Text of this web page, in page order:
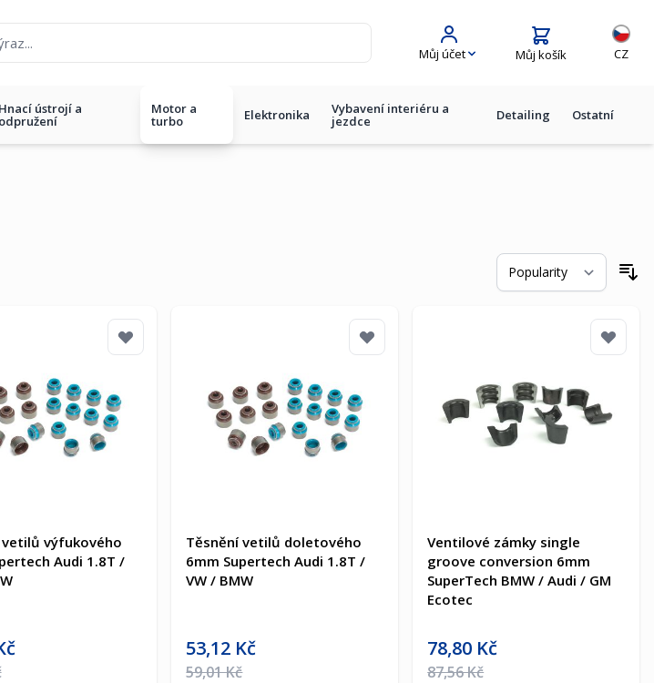
Můj účet Můj košík
Jazyk
CZ
Hnací ústrojí a
odpružení
Motor a
turbo Elektronika Vybavení interiéru a
jezdce Detailing Ostatní
vetilů výfukového
Audi 1.8T /
Těsnění vetilů doletového
6mm Supertech Audi 1.8T /
VW / BMW
Akční cena
53,12 Kč
Běžná cena
59,01 Kč
Ventilové zámky single
groove conversion 6mm
SuperTech BMW / Audi / GM
Ecotec
Akční cena
78,80 Kč
Běžná cena
87,56 Kč